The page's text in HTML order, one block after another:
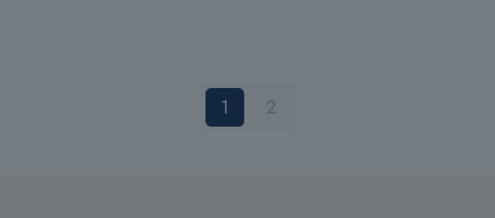
possono
essere
1 2